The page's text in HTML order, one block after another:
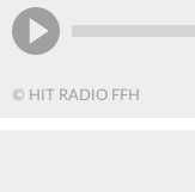
© HIT RADIO FFH